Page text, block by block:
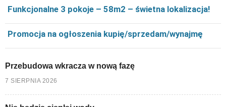
Funkcjonalne 3 pokoje – 58m2 – świetna lokalizacja!
Promocja na ogłoszenia kupię/sprzedam/wynajmę
Przebudowa wkracza w nową fazę
7 SIERPNIA 2026